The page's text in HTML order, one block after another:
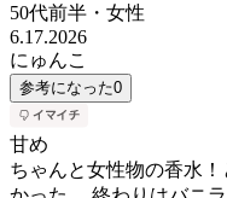
50代前半 ・ 女性
6.17.2026
にゅんこ
参考になった0
甘め
ちゃんと女性物の香水